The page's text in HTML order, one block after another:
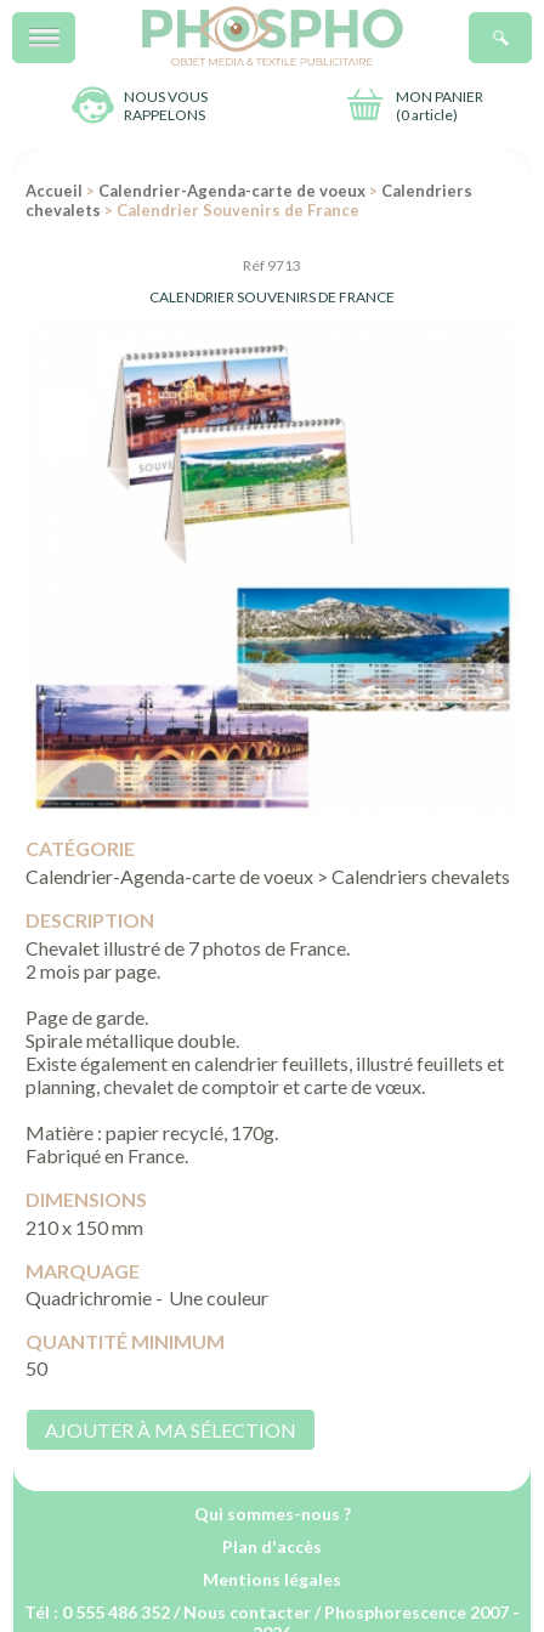
NOUS VOUS
RAPPELONS
MON PANIER
(0 article)
Menu
Accueil > Calendrier-Agenda-carte de voeux > Calendriers
chevalets > Calendrier Souvenirs de France
Réf 9713
CALENDRIER SOUVENIRS DE FRANCE
CATÉGORIE
Calendrier-Agenda-carte de voeux > Calendriers chevalets
DESCRIPTION
Chevalet illustré de 7 photos de France.
2 mois par page.
Page de garde.
Spirale métallique double.
Existe également en calendrier feuillets, illustré feuillets et
planning, chevalet de comptoir et carte de vœux.
Matière : papier recyclé, 170g.
Fabriqué en France.
DIMENSIONS
210 x 150 mm
MARQUAGE
Quadrichromie - Une couleur
QUANTITÉ MINIMUM
50
AJOUTER À MA SÉLECTION
Qui sommes-nous ?
Plan d'accès
Mentions légales
Tél : 0 555 486 352 /Nous contacter/ Phosphorescence 2007 -